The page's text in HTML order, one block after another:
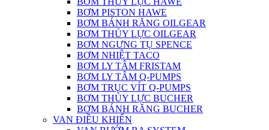
BƠM PISTON HAWE
BƠM BÁNH RĂNG OILGEAR
BƠM THỦY LỰC OILGEAR
BƠM NGƯNG TỤ SPENCE
BƠM NHIỆT TACO
BƠM LY TÂM FRISTAM
BƠM LY TÂM Q-PUMPS
BƠM TRỤC VÍT Q-PUMPS
BƠM THỦY LỰC BUCHER
BƠM BÁNH RĂNG BUCHER
VAN ĐIỀU KHIỂN